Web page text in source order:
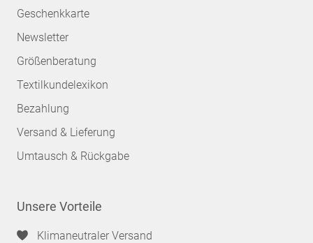
Geschenkkarte
Newsletter
Größenberatung
Textilkundelexikon
Bezahlung
Versand & Lieferung
Umtausch & Rückgabe
Unsere Vorteile
Klimaneutraler Versand